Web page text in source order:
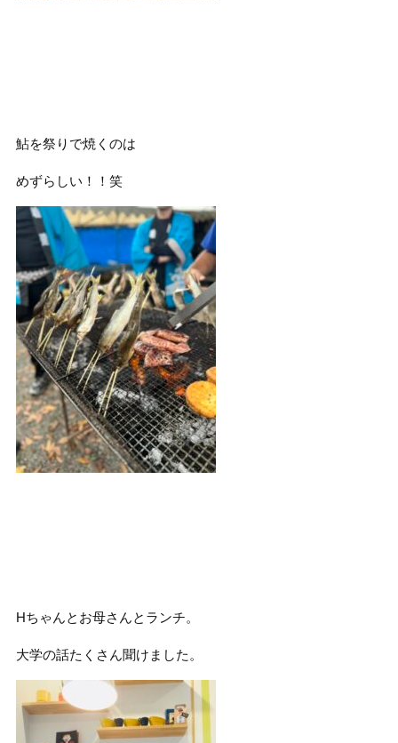
鮎を祭りで焼くのは
めずらしい！！笑
Hちゃんとお母さんとランチ。
大学の話たくさん聞けました。